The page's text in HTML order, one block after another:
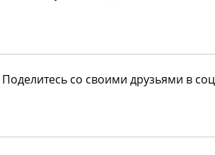
со своими друзьями в